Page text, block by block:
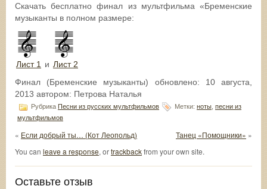
Скачать бесплатно финал из мультфильма «Бременские
музыканты в полном размере:
Лист 1 и Лист 2
Финал (Бременские музыканты) обновлено: 10 августа,
2013 автором: Петрова Наталья
Рубрика Песни из русских мультфильмов Метки: ноты песни из
мультфильмов
« Если добрый ты… (Кот Леопольд) Танец «Помощники» »
You can leave a response, ortrackbackfrom your own site.
Оставьте отзыв